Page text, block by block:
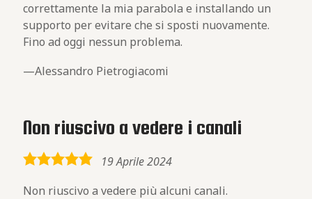
correttamente la mia parabola e installando un
supporto per evitare che si sposti nuovamente.
Fino ad oggi nessun problema.
Alessandro Pietrogiacomi
Non riuscivo a vedere i canali
5,0
19 Aprile 2024
Non riuscivo a vedere più alcuni canali.